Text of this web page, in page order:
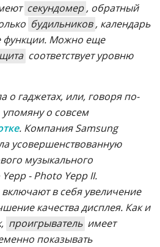
секундомер , обратный
будильников , календарь
функции. Можно еще
соответствует уровню
о гаджетах, или, говоря по-
упомяну о совсем
. Компания Samsung
усовершенствованную
музыкального
- Photo Yepp II.
в себя увеличение
качества дисплея. Как и
проигрыватель имеет
показывать